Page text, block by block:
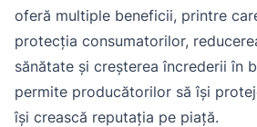
oferă multiple beneficii, printre
protecția consumatorilor,
sănătate și creșterea încrederii în
permite producătorilor să își
își crească reputația pe piață.